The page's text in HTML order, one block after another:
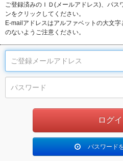
ご登録済みのＩＤ(メールアドレス)、パス
ンをクリックしてください。
E-mailアドレスはアルファベットの大文
のないようご注意ください。
パスワード